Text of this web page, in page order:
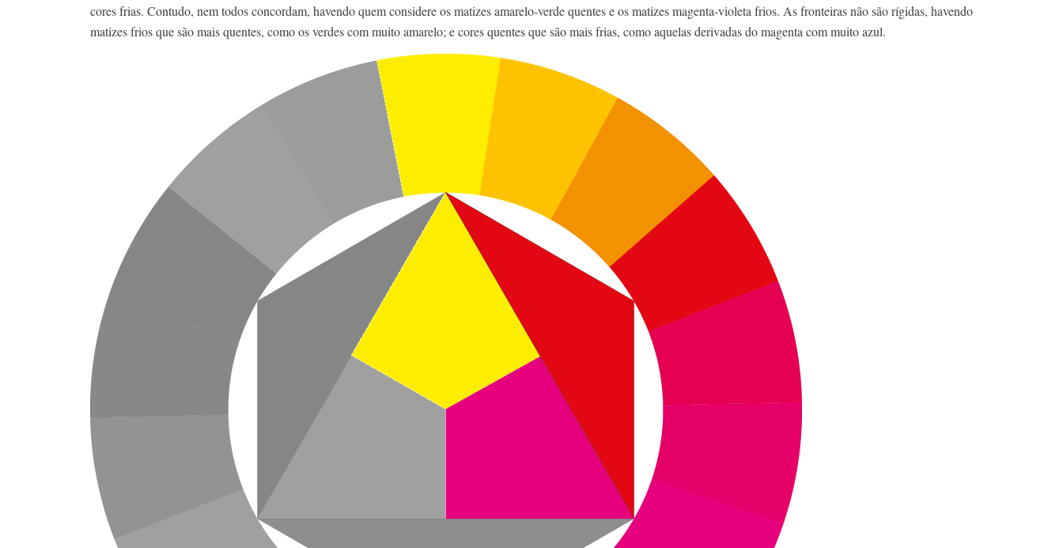
cores frias. Contudo, nem todos concordam, havendo quem considere os matizes amarelo-verde quentes e os matizes magenta-violeta frios. As fronteiras não são rígidas, havendo
matizes frios que são mais quentes, como os verdes com muito amarelo; e cores quentes que são mais frias, como aquelas derivadas do magenta com muito azul.